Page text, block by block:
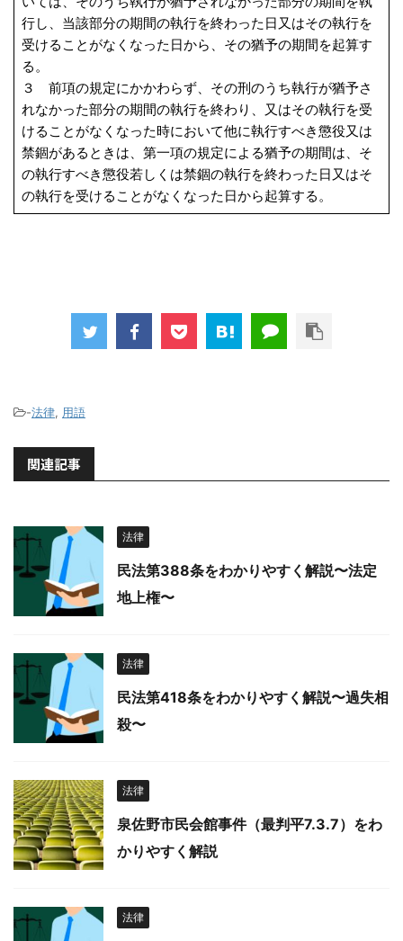
行し、当該部分の期間の執行を終わった日又はその執行を
受けることがなくなった日から、その猶予の期間を起算す
る。
３ 前項の規定にかかわらず、その刑のうち執行が猶予さ
れなかった部分の期間の執行を終わり、又はその執行を受
けることがなくなった時において他に執行すべき懲役又は
禁錮があるときは、第一項の規定による猶予の期間は、そ
の執行すべき懲役若しくは禁錮の執行を終わった日又はそ
の執行を受けることがなくなった日から起算する。
-法律, 用語
関連記事
法律
民法第388条をわかりやすく解説〜法定
地上権〜
法律
民法第418条をわかりやすく解説〜過失相
殺〜
法律
泉佐野市民会館事件（最判平7.3.7）をわ
かりやすく解説
法律